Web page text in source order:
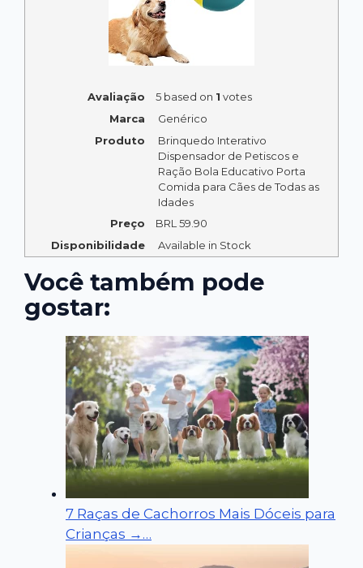
Avaliação 5based on 1 votes
Marca
Genérico
Produto
Brinquedo Interativo
Dispensador de Petiscos e
Ração Bola Educativo Porta
Comida para Cães de Todas as
Idades
Preço
BRL59.90
Disponibilidade
Available in Stock
Você também pode
gostar:
7 Raças de Cachorros Mais Dóceis para
Crianças →…